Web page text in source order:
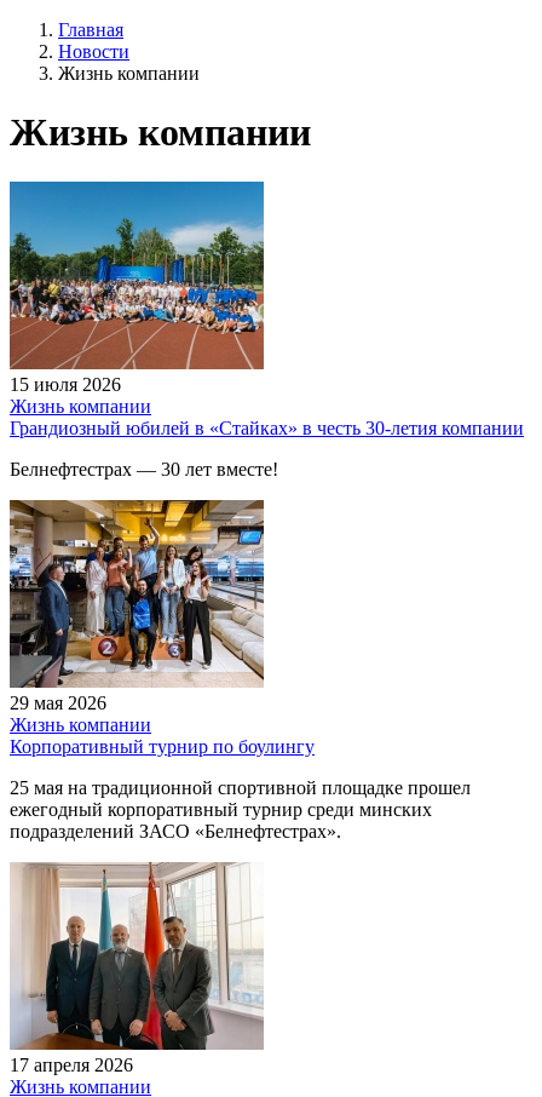
Главная
Новости
Жизнь компании
Жизнь компании
15 июля 2026
Жизнь компании
Грандиозный юбилей в «Стайках» в честь 30-летия компании
Белнефтестрах — 30 лет вместе!
29 мая 2026
Жизнь компании
Корпоративный турнир по боулингу
25 мая на традиционной спортивной площадке прошел
ежегодный корпоративный турнир среди минских
подразделений ЗАСО «Белнефтестрах».
17 апреля 2026
Жизнь компании